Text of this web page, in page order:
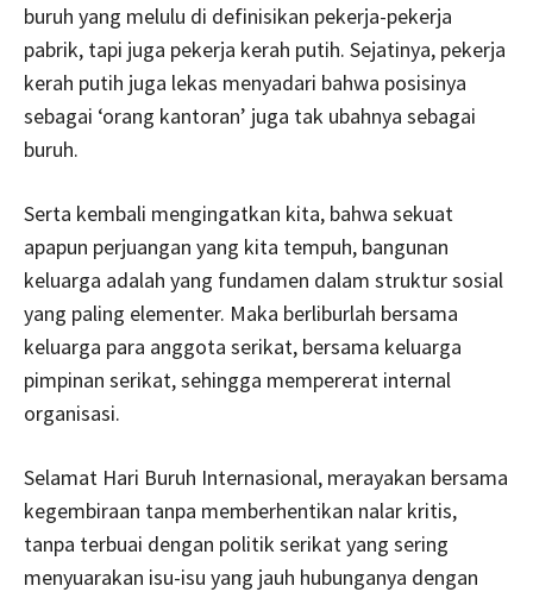
buruh yang melulu di definisikan pekerja-pekerja
pabrik, tapi juga pekerja kerah putih. Sejatinya, pekerja
kerah putih juga lekas menyadari bahwa posisinya
sebagai ‘orang kantoran’ juga tak ubahnya sebagai
buruh.
Serta kembali mengingatkan kita, bahwa sekuat
apapun perjuangan yang kita tempuh, bangunan
keluarga adalah yang fundamen dalam struktur sosial
yang paling elementer. Maka berliburlah bersama
keluarga para anggota serikat, bersama keluarga
pimpinan serikat, sehingga mempererat internal
organisasi.
Selamat Hari Buruh Internasional, merayakan bersama
kegembiraan tanpa memberhentikan nalar kritis,
tanpa terbuai dengan politik serikat yang sering
menyuarakan isu-isu yang jauh hubunganya dengan